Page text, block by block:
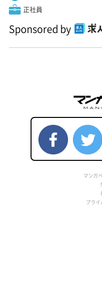
正社員
Sponsored by
マンガ
プラ